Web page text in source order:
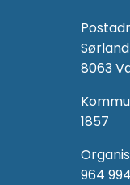
8063
1857
964